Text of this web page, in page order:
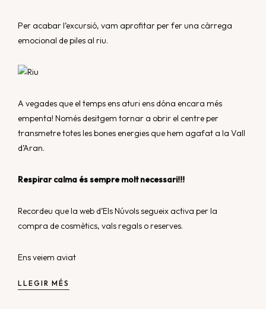
Per acabar l’excursió, vam aprofitar per fer una càrrega
emocional de piles al riu.
A vegades que el temps ens aturi ens dóna encara més
empenta! Només desitgem tornar a obrir el centre per
transmetre totes les bones energies que hem agafat a la Vall
d’Aran.
Respirar calma és sempre molt necessari!!!
Recordeu que la web d’Els Núvols segueix activa per la
compra de cosmètics, vals regals oreserves.
Ens veiem aviat
LLEGIR MÉS